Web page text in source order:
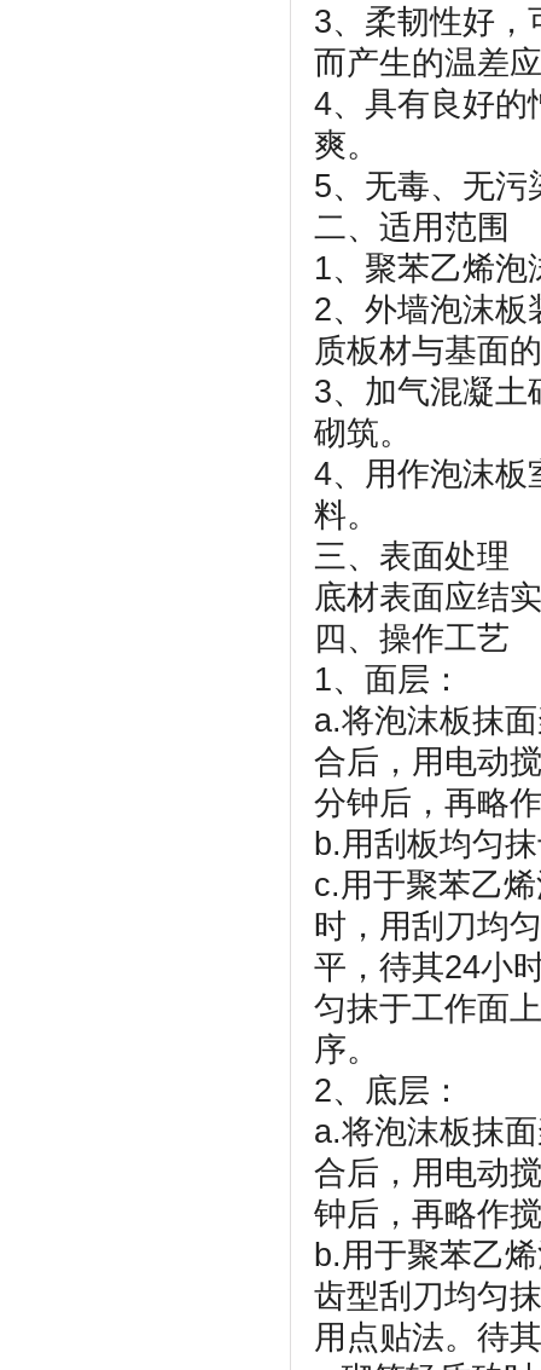
3、柔韧性好，
而产生的温差
4、具有良好的
爽。
5、无毒、无污
二、适用范围
1、聚苯乙烯泡
2、外墙泡沫板
质板材与基面
3、加气混凝土
砌筑。
4、用作泡沫板
料。
三、表面处理
底材表面应结
四、操作工艺
1、面层：
a.将泡沫板抹
合后，用电动
分钟后，再略
b.用刮板均匀
c.用于聚苯乙
时，用刮刀均
平，待其24小
匀抹于工作面
序。
2、底层：
a.将泡沫板抹
合后，用电动
钟后，再略作
b.用于聚苯乙
齿型刮刀均匀
用点贴法。待